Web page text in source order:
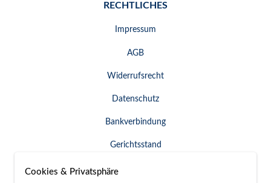
RECHTLICHES
Impressum
AGB
Widerrufsrecht
Datenschutz
Bankverbindung
Gerichtsstand
Widerruf erklären
Cookies & Privatsphäre